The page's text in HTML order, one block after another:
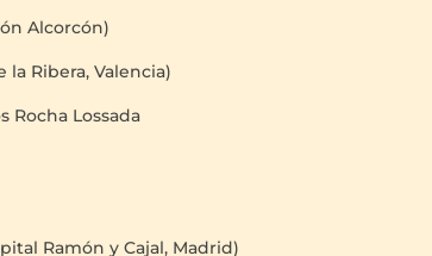
Alcorcón)
la Ribera, Valencia)
Rocha Lossada
Ramón y Cajal, Madrid)